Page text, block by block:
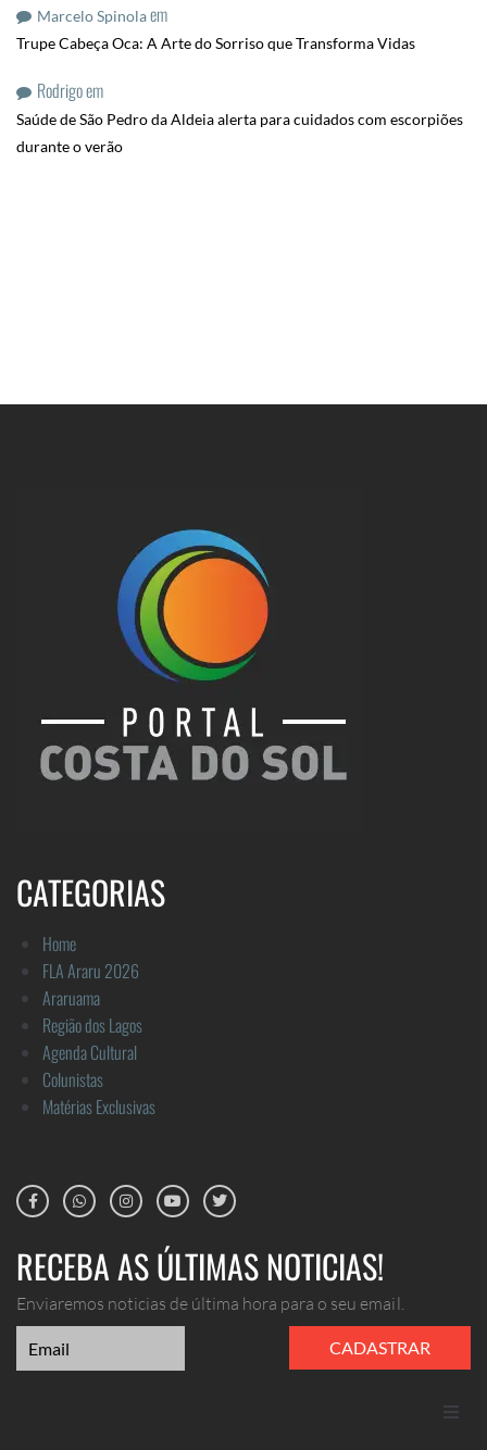
Marcelo Spinolaem
Trupe Cabeça Oca: A Arte do Sorriso que Transforma Vidas
Rodrigoem
Saúde de São Pedro da Aldeia alerta para cuidados com escorpiões
durante o verão
CATEGORIAS
Home
FLA Araru 2026
Araruama
Região dos Lagos
Agenda Cultural
Colunistas
Matérias Exclusivas
RECEBA AS ÚLTIMAS NOTICIAS!
Enviaremos noticias de última hora para o seu email.
CADASTRAR